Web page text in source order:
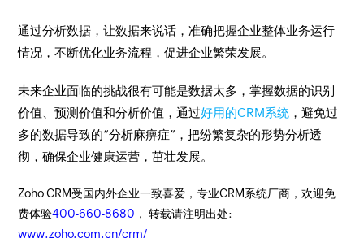
通过分析数据，让数据来说话，准确把握企业整体业务运行
情况，不断优化业务流程，促进企业繁荣发展。
未来企业面临的挑战很有可能是数据太多，掌握数据的识别
价值、预测价值和分析价值，通过好用的CRM系统 ，避免过
多的数据导致的“分析麻痹症”，把纷繁复杂的形势分析透
彻，确保企业健康运营，茁壮发展。
Zoho CRM受国内外企业一致喜爱，专业CRM系统厂商，欢迎免
费体验400-660-8680 ， 转载请注明出处:
www.zoho.com.cn/crm/